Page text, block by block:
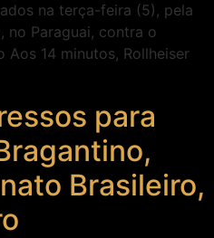
na terça-feira (5), pela
no Paraguai, contra o
14 minutos, Rollheiser
para
Brasileiro,